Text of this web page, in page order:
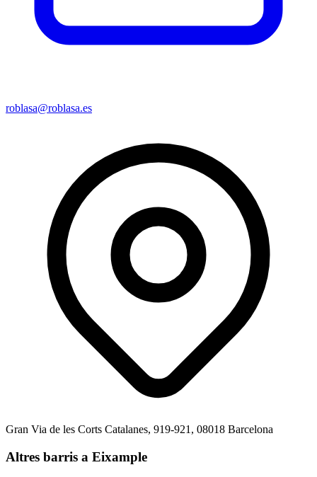
roblasa@roblasa.es
Gran Via de les Corts Catalanes, 919-921, 08018 Barcelona
Altres barris a Eixample